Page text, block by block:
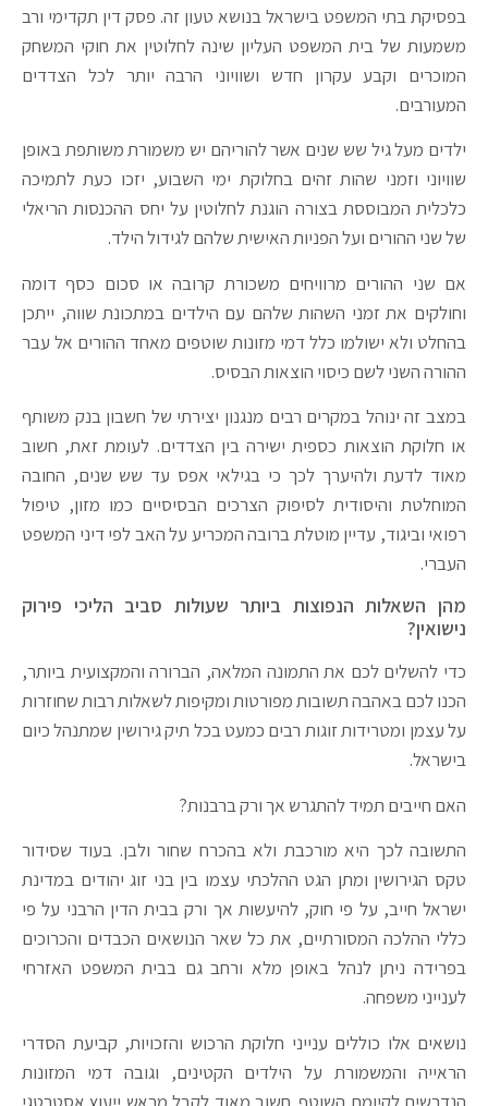
בפסיקת בתי המשפט בישראל בנושא טעון זה. פסק דין תקדימי ורב
משמעות של בית המשפט העליון שינה לחלוטין את חוקי המשחק
המוכרים וקבע עקרון חדש ושוויוני הרבה יותר לכל הצדדים
המעורבים.
ילדים מעל גיל שש שנים אשר להוריהם יש משמורת משותפת באופן
שוויוני וזמני שהות זהים בחלוקת ימי השבוע, יזכו כעת לתמיכה
כלכלית המבוססת בצורה הוגנת לחלוטין על יחס ההכנסות הריאלי
של שני ההורים ועל הפניות האישית שלהם לגידול הילד.
אם שני ההורים מרוויחים משכורת קרובה או סכום כסף דומה
וחולקים את זמני השהות שלהם עם הילדים במתכונת שווה, ייתכן
בהחלט ולא ישולמו כלל דמי מזונות שוטפים מאחד ההורים אל עבר
ההורה השני לשם כיסוי הוצאות הבסיס.
במצב זה ינוהל במקרים רבים מנגנון יצירתי של חשבון בנק משותף
או חלוקת הוצאות כספית ישירה בין הצדדים. לעומת זאת, חשוב
מאוד לדעת ולהיערך לכך כי בגילאי אפס עד שש שנים, החובה
המוחלטת והיסודית לסיפוק הצרכים הבסיסיים כמו מזון, טיפול
רפואי וביגוד, עדיין מוטלת ברובה המכריע על האב לפי דיני המשפט
העברי.
מהן השאלות הנפוצות ביותר שעולות סביב הליכי פירוק
נישואין?
כדי להשלים לכם את התמונה המלאה, הברורה והמקצועית ביותר,
הכנו לכם באהבה תשובות מפורטות ומקיפות לשאלות רבות שחוזרות
על עצמן ומטרידות זוגות רבים כמעט בכל תיק גירושין שמתנהל כיום
בישראל.
האם חייבים תמיד להתגרש אך ורק ברבנות?
התשובה לכך היא מורכבת ולא בהכרח שחור ולבן. בעוד שסידור
טקס הגירושין ומתן הגט ההלכתי עצמו בין בני זוג יהודים במדינת
ישראל חייב, על פי חוק, להיעשות אך ורק בבית הדין הרבני על פי
כללי ההלכה המסורתיים, את כל שאר הנושאים הכבדים והכרוכים
בפרידה ניתן לנהל באופן מלא ורחב גם בבית המשפט האזרחי
לענייני משפחה.
נושאים אלו כוללים ענייני חלוקת הרכוש והזכויות, קביעת הסדרי
הראייה והמשמורת על הילדים הקטינים, וגובה דמי המזונות
הנדרשים לקיומם השוטף. חשוב מאוד לקבל מראש ייעוץ אסטרטגי